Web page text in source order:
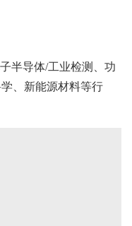
半导体/工业检测、功
、新能源材料等行